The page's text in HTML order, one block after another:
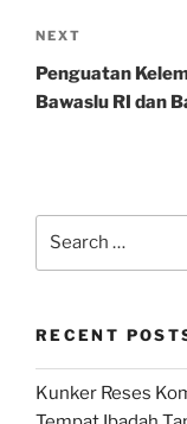
Next
Post
NEXT
Penguatan
Bawaslu RI dan
RECENT
Kunker Reses